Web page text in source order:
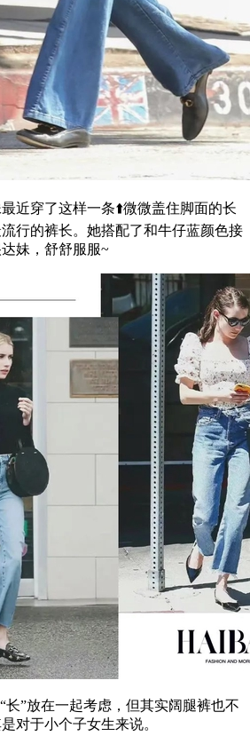
穿了这样一条⬆️微微盖住脚面的长
行的裤长。她搭配了和牛仔蓝颜色接
妹，舒舒服服~
”放在一起考虑，但其实阔腿裤也不
对于小个子女生来说。